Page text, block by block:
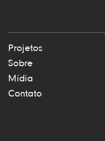
Projetos
Sobre
Mídia
Contato